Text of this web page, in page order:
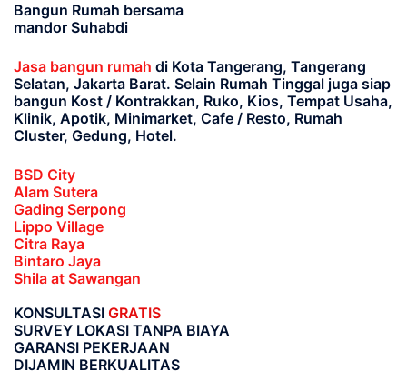
Bangun Rumah bersama
mandor Suhabdi
Jasa bangun rumah di Kota Tangerang, Tangerang
Selatan, Jakarta Barat. Selain Rumah Tinggal juga siap
bangun Kost / Kontrakkan, Ruko, Kios, Tempat Usaha,
Klinik, Apotik, Minimarket, Cafe / Resto, Rumah
Cluster, Gedung, Hotel.
BSD City
Alam Sutera
Gading Serpong
Lippo Village
Citra Raya
Bintaro Jaya
Shila at Sawangan
KONSULTASI GRATIS
SURVEY LOKASI TANPA BIAYA
GARANSI PEKERJAAN
DIJAMIN BERKUALITAS